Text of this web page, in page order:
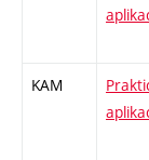
KAM